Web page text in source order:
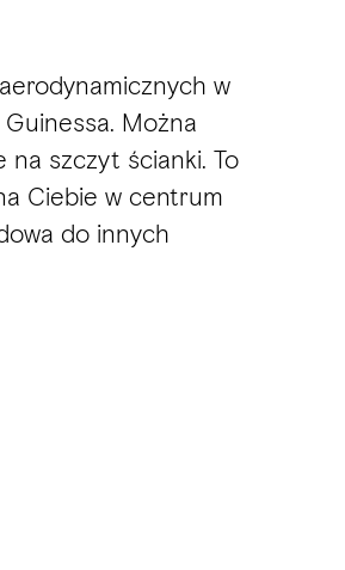
w
Można
na szczyt ścianki. To
Ciebie w centrum
do innych